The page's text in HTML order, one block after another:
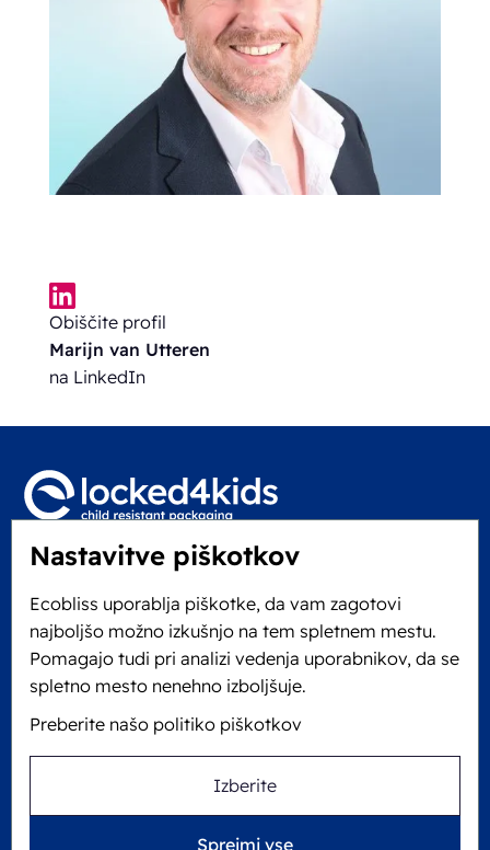
Nastavitve piškotkov
Ecobliss uporablja piškotke, da vam zagotovi
najboljšo možno izkušnjo na tem spletnem mestu.
Pomagajo tudi pri analizi vedenja uporabnikov, da se
spletno mesto nenehno izboljšuje.
Preberite našo politiko piškotkov
Izberite
Sprejmi vse
Obiščite profil
Marijn van Utteren
na LinkedIn
Locked4Kids B.V.
6101 XJ Echt, Nizozemska
KVK: 60610182
+31 475 390 550
Ecobliss ima certifikat FSC® z licenčno številko